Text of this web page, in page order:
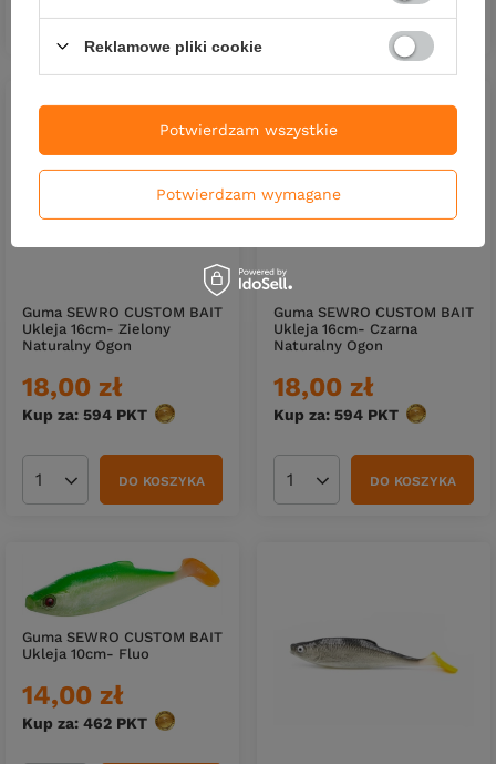
DO KOSZYKA DO KOSZYKA
Guma SEWRO CUSTOM BAIT
Ukleja 16cm- Zielony
Naturalny Ogon
18,00 zł
Kup za: 594 PKT punktów
Ilość produktówDO KOSZYKA
Guma SEWRO CUSTOM BAIT
Ukleja 16cm- Czarna
Naturalny Ogon
18,00 zł
Kup za: 594 PKT punktów
Ilość produktówDO KOSZYKA
Guma SEWRO CUSTOM BAIT
Ukleja 10cm- Fluo
14,00 zł
Kup za: 462 PKT punktów
Reklamowe pliki cookie
Potwierdzam wymagane
Potwierdzam wszystkie